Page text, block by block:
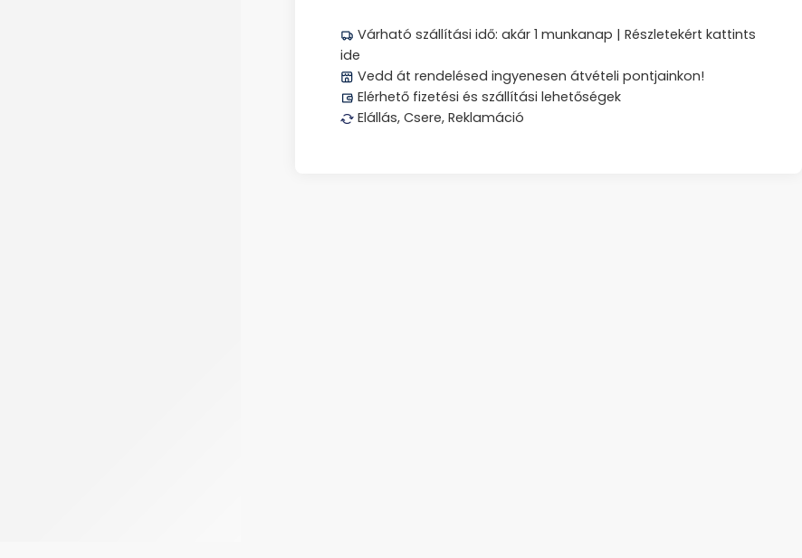
Várható szállítási idő: akár 1 munkanap | Részletekért kattints
ide
Vedd át rendelésed ingyenesen átvételi pontjainkon!
Elérhető fizetési és szállítási lehetőségek
Elállás, Csere, Reklamáció